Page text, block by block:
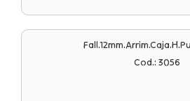
Cod.: 3056